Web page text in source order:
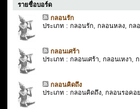
รายชื่อบอร์ด
กลอนรัก
ประเภท : กลอนรัก, กลอนหลง, กล
กลอนเศร้า
ประเภท : กลอนเศร้า, กลอนเหงา
กลอนคิดถึง
ประเภท : กลอนคิดถึง, กลอนรอค